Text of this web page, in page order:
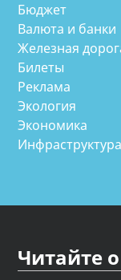
Бюджет
Валюта и банки
Железная
Билеты
Реклама
Экология
Экономика
Инфраструктура
Читайте